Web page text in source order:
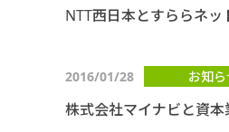
NTT西日本とすららネッ
2016/01/28 お知ら
株式会社マイナビと資本